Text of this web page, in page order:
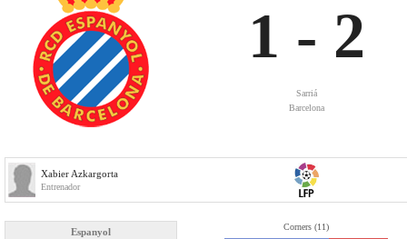
1 - 2
Sarriá
Barcelona
Xabier Azkargorta
Entrenador
Espanyol Corners (11)